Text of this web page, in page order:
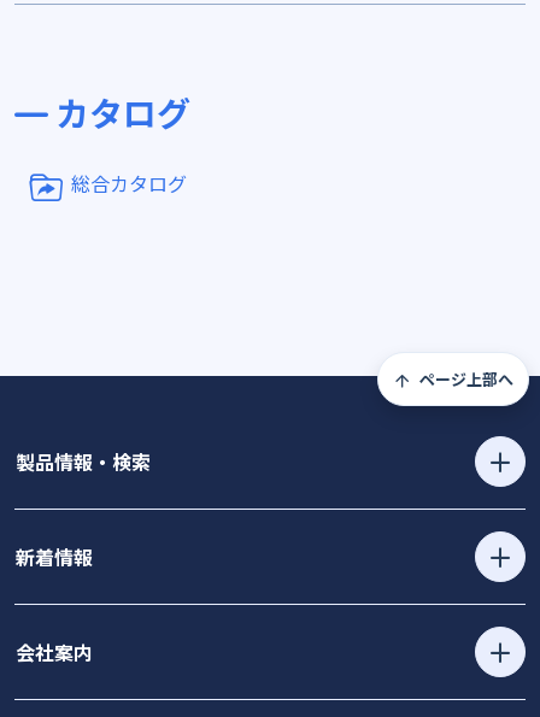
カタログ
総合カタログ
ページ上部へ
製品情報・検索
新着情報
会社案内